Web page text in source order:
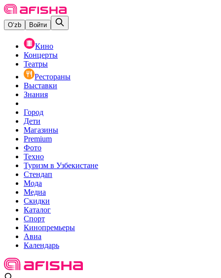
O‘zb Войти
Кино
Концерты
Театры
Рестораны
Выставки
Знания
Город
Дети
Магазины
Premium
Фото
Техно
Туризм в Узбекистане
Стендап
Мода
Медиа
Скидки
Каталог
Спорт
Кинопремьеры
Авиа
Календарь